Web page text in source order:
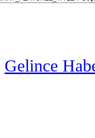
Gelince